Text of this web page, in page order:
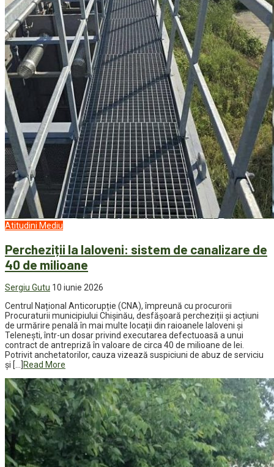
Atitudini Mediu
Percheziții la Ialoveni: sistem de canalizare de
40 de milioane
Sergiu Gutu 10 iunie 2026
Centrul Național Anticorupție (CNA), împreună cu procurorii
Procuraturii municipiului Chișinău, desfășoară percheziții și acțiuni
de urmărire penală în mai multe locații din raioanele Ialoveni și
Telenești, într-un dosar privind executarea defectuoasă a unui
contract de antrepriză în valoare de circa 40 de milioane de lei.
Potrivit anchetatorilor, cauza vizează suspiciuni de abuz de serviciu
și […] Read More